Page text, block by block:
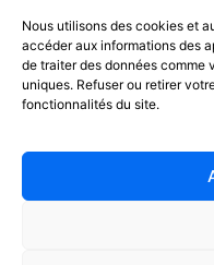
Nous utilisons des cookies et
accéder aux informations des
de traiter des données
uniques. Refuser ou retirer
fonctionnalités du site.